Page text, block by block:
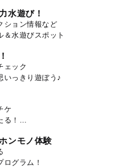
水遊び！
ション情報など
＆水遊びスポット
ェック
いっきり遊ぼう♪
ケ
！
ンモノ体験
ログラム！